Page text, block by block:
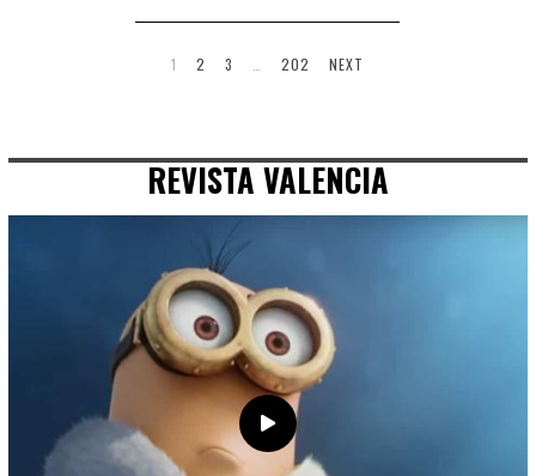
1 2 3 202 NEXT
REVISTA VALENCIA